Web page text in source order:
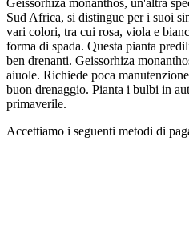
Geissorhiza monanthos, un'altra
Sud Africa, si distingue per i suoi
vari colori, tra cui rosa, viola e
forma di spada. Questa pianta
ben drenanti. Geissorhiza
aiuole. Richiede poca
buon drenaggio. Pianta i bulbi in
primaverile.
Accettiamo i seguenti metodi di